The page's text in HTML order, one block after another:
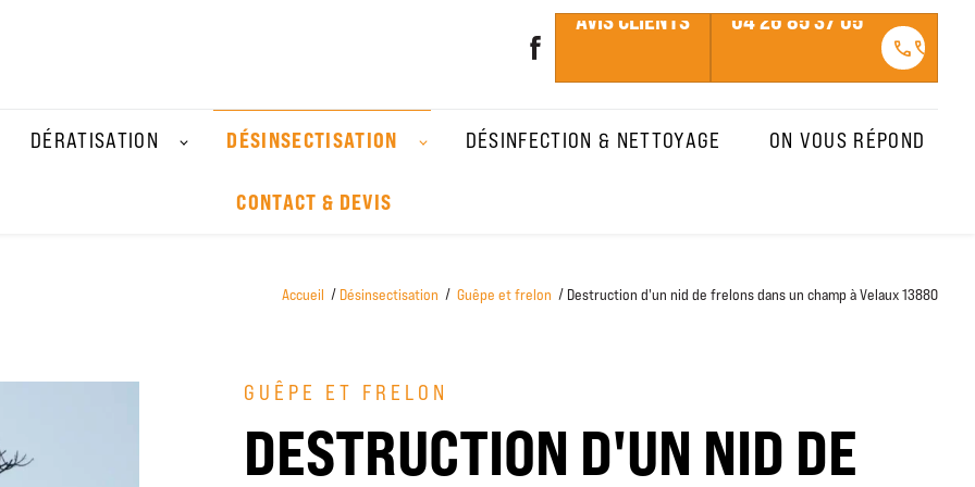
AVIS CLIENTS
04 26 85 37 05
callcall
DÉRATISATION DÉSINSECTISATION DÉSINFECTION & NETTOYAGE ON VOUS RÉPOND
CONTACT & DEVIS
Accueil Désinsectisation Guêpe et frelon Destruction d'un nid de frelons dans un champ à Velaux 13880
GUÊPE ET FRELON
DESTRUCTION D'UN NID DE